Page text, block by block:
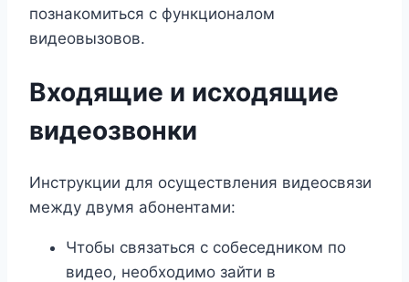
познакомиться с функционалом
видеовызовов.
Входящие и исходящие
видеозвонки
Инструкции для осуществления видеосвязи
между двумя абонентами:
Чтобы связаться с собеседником по
видео, необходимо зайти в